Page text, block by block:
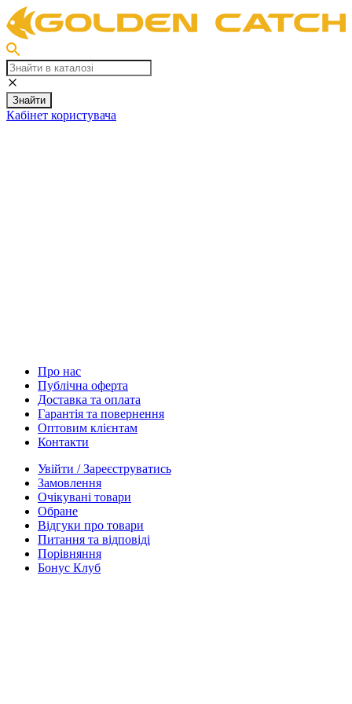
Знайти
Кабінет користувача
Про нас
Публічна оферта
Доставка та оплата
Гарантія та повернення
Оптовим клієнтам
Контакти
Увійти / Зареєструватись
Замовлення
Очікувані товари
Обране
Відгуки про товари
Питання та відповіді
Порівняння
Бонус Клуб